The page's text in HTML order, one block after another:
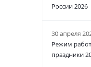
России 2026
30 апреля
Режим
праздники